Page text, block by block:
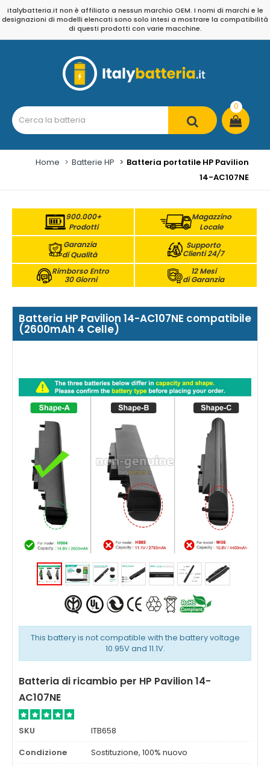
italybatteria.it non è affiliato a nessun marchio OEM. I nomi di marchi e le
designazioni di modelli elencati sono solo intesi a mostrare la compatibilità
di questi prodotti con varie macchine.
0
Home Batterie HP
Batteria portatile HP Pavilion
14-AC107NE
900.000+
Prodotti
Magazzino
Locale
Garanzia
di Qualità
Supporto
Clienti 24/7
Rimborso Entro
30 Giorni
12 Mesi
di Garanzia
Batteria HP Pavilion 14-AC107NE compatibile
(2600mAh 4 Celle)
This battery is not compatible with the battery voltage
10.95V and 11.1V.
Batteria di ricambio per HP Pavilion 14-
AC107NE
SKU
ITB658
Condizione
Sostituzione, 100% nuovo